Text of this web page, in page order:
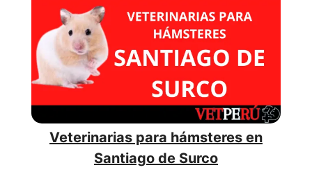
Veterinarias para hámsteres en
Santiago de Surco